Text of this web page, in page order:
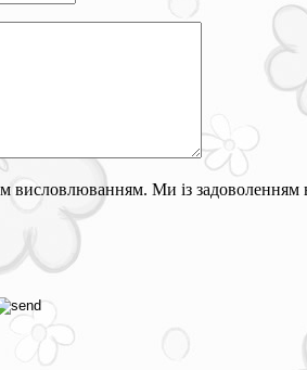
висловлюванням. Ми із задоволенням